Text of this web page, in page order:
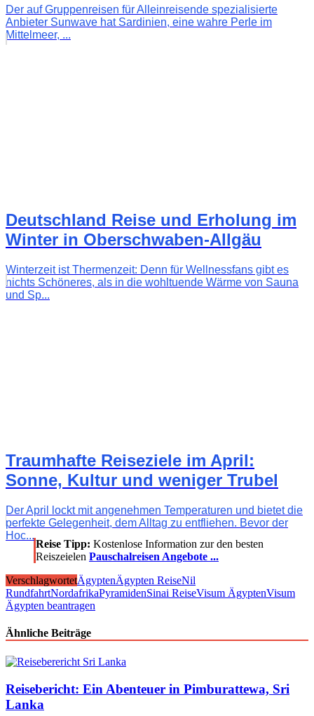
Der auf Gruppenreisen für Alleinreisende spezialisierte
Anbieter Sunwave hat Sardinien, eine wahre Perle im
Mittelmeer, ...
Deutschland Reise und Erholung im
Winter in Oberschwaben-Allgäu
Winterzeit ist Thermenzeit: Denn für Wellnessfans gibt es
nichts Schöneres, als in die wohltuende Wärme von Sauna
und Sp...
Traumhafte Reiseziele im April:
Sonne, Kultur und weniger Trubel
Der April lockt mit angenehmen Temperaturen und bietet die
perfekte Gelegenheit, dem Alltag zu entfliehen. Bevor der
Hoc...
Reise Tipp: Kostenlose Information zur den besten
Reiszeielen Pauschalreisen Angebote ...
VerschlagwortetÄgyptenÄgypten ReiseNil
RundfahrtNordafrikaPyramidenSinai ReiseVisum ÄgyptenVisum
Ägypten beantragen
Ähnliche Beiträge
Reisebericht: Ein Abenteuer in Pimburattewa, Sri
Lanka